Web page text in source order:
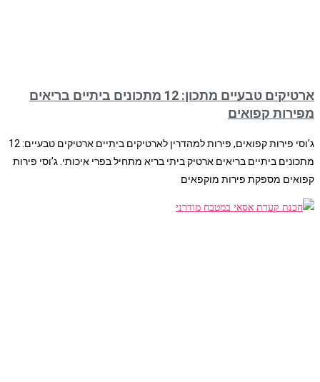
ארטיקים טבעיים מתכון: 12 מתכונים ביתיים בריאים
מפירות קפואים
ג’וסי פירות קפואים, פירות למהדרין לארטיקים ביתיים ארטיקים טבעיים: 12
מתכונים ביתיים בריאים ארטיק ביתי בריא מתחיל בפרי איכותי. ג’וסי פירות
קפואים מספקת פירות מוקפאים